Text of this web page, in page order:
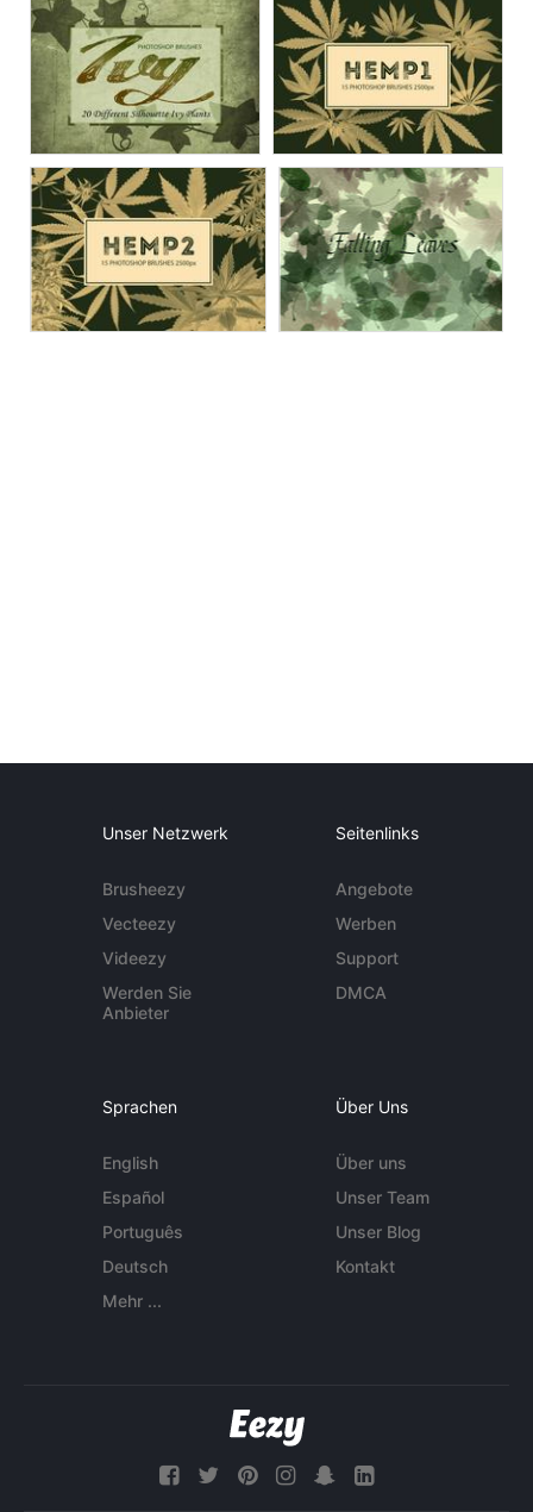
Unser Netzwerk
Brusheezy
Vecteezy
Videezy
Werden Sie
Anbieter
Seitenlinks
Angebote
Werben
Support
DMCA
Sprachen
English
Español
Português
Deutsch
Mehr ...
Über Uns
Über uns
Unser Team
Unser Blog
Kontakt